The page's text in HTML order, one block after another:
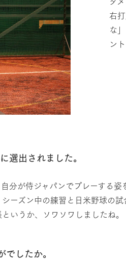
右
な
ン
選出されました。
分が侍ジャパンでプレーする
ーズン中の練習と日米野球の
いうか、ソワソワしましたね。
したか。